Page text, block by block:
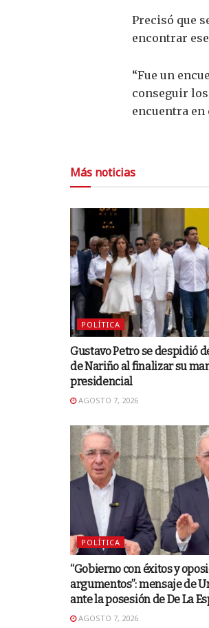
Precisó que
encontrar
“Fue un
conseguir
encuentra
Más noticias
POLÍTICA
Gustavo Petro se despidió
de Nariño al finalizar su
presidencial
AGOSTO 7, 2026
POLÍTICA
“Gobierno con éxitos y
argumentos”: mensaje de
ante la posesión de De La
AGOSTO 7, 2026